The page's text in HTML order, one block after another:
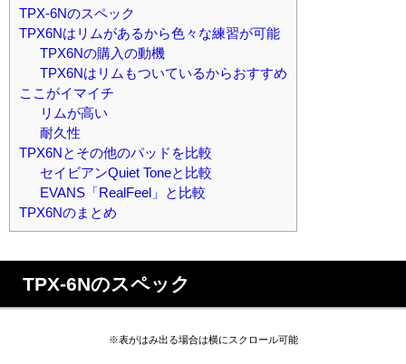
TPX-6Nのスペック
TPX6Nはリムがあるから色々な練習が可能
TPX6Nの購入の動機
TPX6Nはリムもついているからおすすめ
ここがイマイチ
リムが高い
耐久性
TPX6Nとその他のパッドを比較
セイビアンQuiet Toneと比較
EVANS「RealFeel」と比較
TPX6Nのまとめ
TPX-6Nのスペック
※表がはみ出る場合は横にスクロール可能